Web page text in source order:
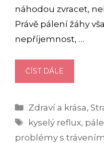
náhodou zvracet,
Právě pálení žáhy
nepříjemnost, …
ČÍST DÁLE
ŽÁHY:
HO
PŘÍZNAKY
Rubriky
Zdraví a krása,
Štítky
kyselý reflux,
problémy s trávením